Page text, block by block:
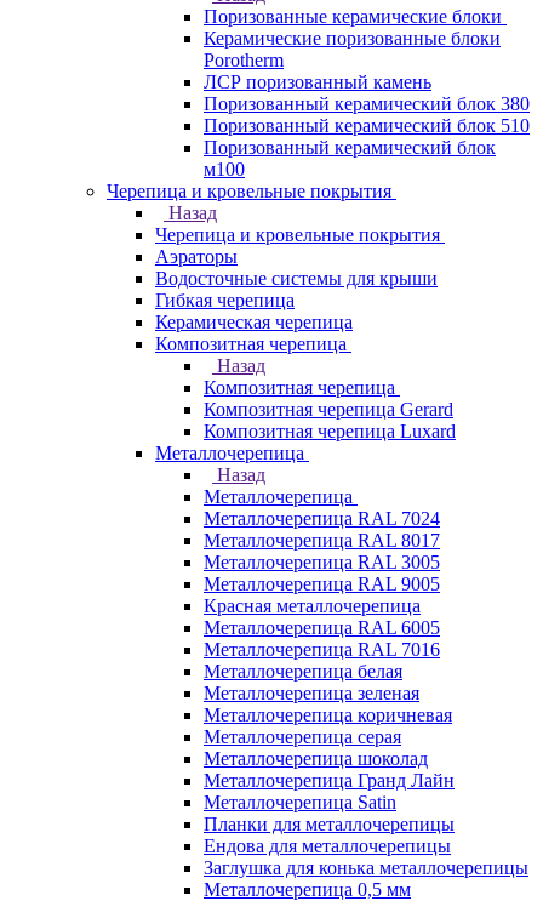
Поризованные керамические блоки
Керамические поризованные блоки
Porotherm
ЛСР поризованный камень
Поризованный керамический блок 380
Поризованный керамический блок 510
Поризованный керамический блок
м100
Черепица и кровельные покрытия
Назад
Черепица и кровельные покрытия
Аэраторы
Водосточные системы для крыши
Гибкая черепица
Керамическая черепица
Композитная черепица
Назад
Композитная черепица
Композитная черепица Gerard
Композитная черепица Luxard
Металлочерепица
Назад
Металлочерепица
Металлочерепица RAL 7024
Металлочерепица RAL 8017
Металлочерепица RAL 3005
Металлочерепица RAL 9005
Красная металлочерепица
Металлочерепица RAL 6005
Металлочерепица RAL 7016
Металлочерепица белая
Металлочерепица зеленая
Металлочерепица коричневая
Металлочерепица серая
Металлочерепица шоколад
Металлочерепица Гранд Лайн
Металлочерепица Satin
Планки для металлочерепицы
Ендова для металлочерепицы
Заглушка для конька металлочерепицы
Металлочерепица 0,5 мм